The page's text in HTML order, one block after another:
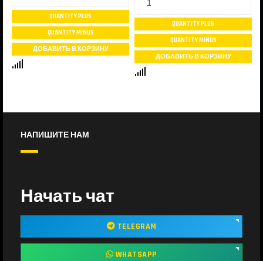
НАПИШИТЕ НАМ
Начать чат
TELEGRAM
WHATSAPP